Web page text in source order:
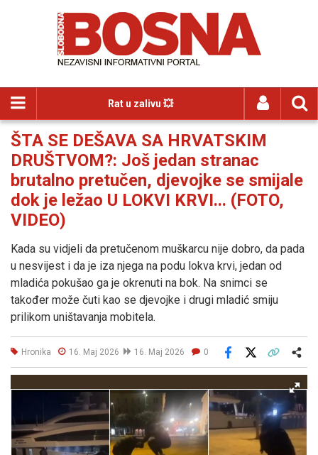
Rat u zalivu 💥
ŠTA SE DEŠAVA SA HRVATSKIM
DRUŠTVOM?: Još jedan stranac
brutalno pretučen, djevojke se smijale
dok je ležao U LOKVI KRVI... (FOTO,
VIDEO)
Kada su vidjeli da pretučenom muškarcu nije dobro, da pada
u nesvijest i da je iza njega na podu lokva krvi, jedan od
mladića pokušao ga je okrenuti na bok. Na snimci se
također može čuti kao se djevojke i drugi mladić smiju
prilikom uništavanja mobitela.
Hronika 16. Maj 2026 16. Maj 2026 0
Facebook